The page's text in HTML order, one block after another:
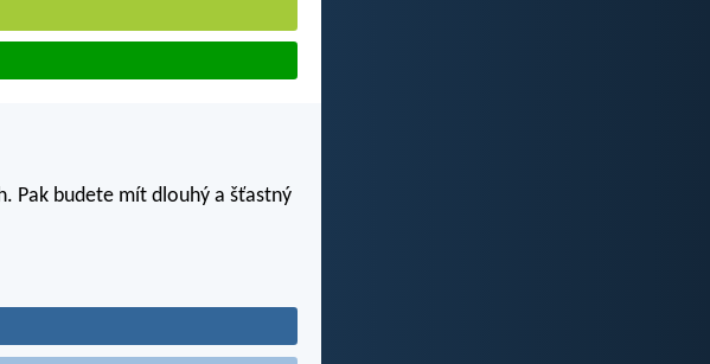
Pak budete mít dlouhý a šťastný